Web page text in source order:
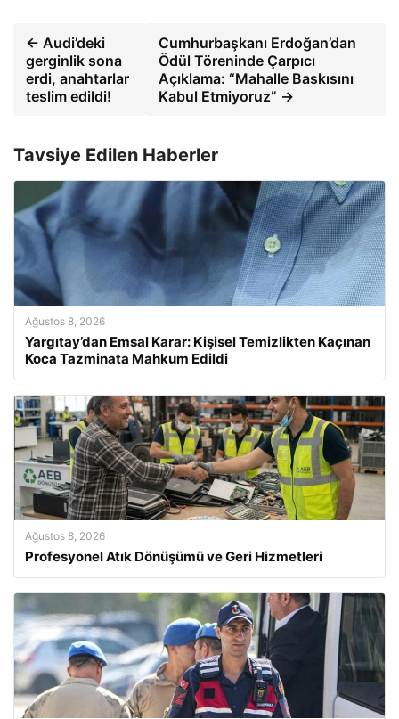
← Audi’deki
gerginlik sona
erdi, anahtarlar
teslim edildi!
Cumhurbaşkanı Erdoğan’dan
Ödül Töreninde Çarpıcı
Açıklama: “Mahalle Baskısını
Kabul Etmiyoruz” →
Tavsiye Edilen Haberler
Ağustos 8, 2026
Yargıtay’dan Emsal Karar: Kişisel Temizlikten Kaçınan
Koca Tazminata Mahkum Edildi
Ağustos 8, 2026
Profesyonel Atık Dönüşümü ve Geri Hizmetleri